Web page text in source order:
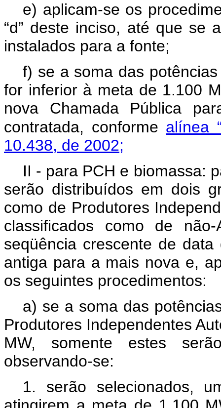
e) aplicam-se os
“d” deste inciso, até que se
instalados para a fonte;
f) se a soma das
for inferior à meta de 1.100
nova Chamada Pública
contratada, conforme alínea
10.438, de 2002;
II - para PCH e biomassa:
serão distribuídos em dois
como de Produtores
classificados como de
seqüência crescente de
antiga para a mais nova e,
os seguintes procedimentos:
a) se a soma das
Produtores Independentes
MW, somente estes
observando-se:
1. serão selecionados,